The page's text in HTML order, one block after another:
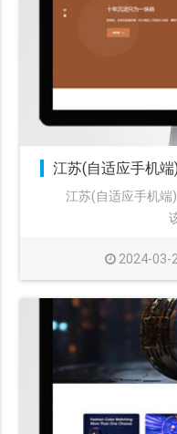
江苏(自适应手机
江苏(自适应手机端
2024-03-